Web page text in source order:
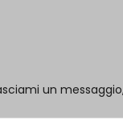
un